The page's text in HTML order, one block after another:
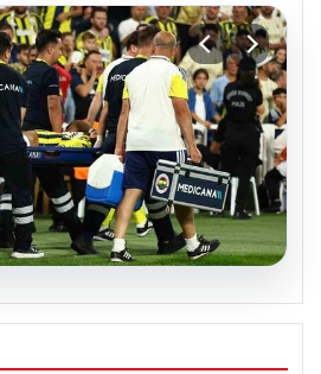
Sturm Graz Maçında
Üzücü Haber!